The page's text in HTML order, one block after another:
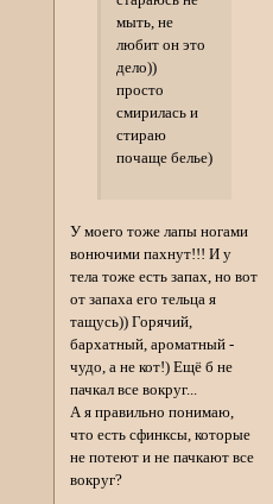
мыть, не
любит он это
дело))
просто
смирилась и
стираю
почаще белье)
У моего тоже лапы ногами
вонючими пахнут!!! И у
тела тоже есть запах, но вот
от запаха его тельца я
тащусь)) Горячий,
бархатный, ароматный -
чудо, а не кот!) Ещё б не
пачкал все вокруг...
А я правильно понимаю,
что есть сфинксы, которые
не потеют и не пачкают все
вокруг?